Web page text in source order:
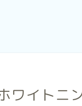
ワイトニ